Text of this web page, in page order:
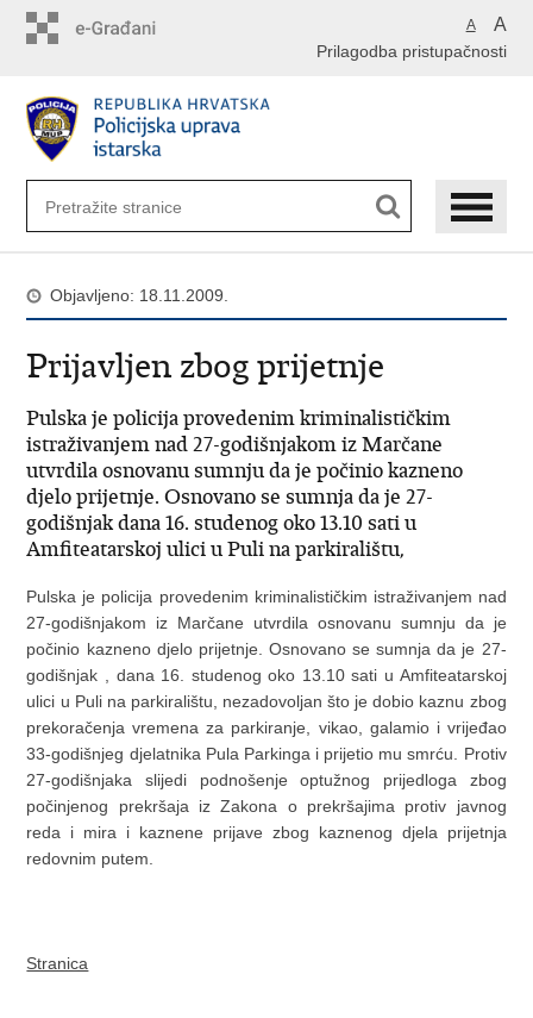
A A
Prilagodba pristupačnosti
Objavljeno: 18.11.2009.
Prijavljen zbog prijetnje
Pulska je policija provedenim kriminalističkim
istraživanjem nad 27-godišnjakom iz Marčane
utvrdila osnovanu sumnju da je počinio kazneno
djelo prijetnje. Osnovano se sumnja da je 27-
godišnjak dana 16. studenog oko 13.10 sati u
Amfiteatarskoj ulici u Puli na parkiralištu,
Pulska je policija provedenim kriminalističkim istraživanjem nad
27-godišnjakom iz Marčane utvrdila osnovanu sumnju da je
počinio kazneno djelo prijetnje. Osnovano se sumnja da je 27-
godišnjak , dana 16. studenog oko 13.10 sati u Amfiteatarskoj
ulici u Puli na parkiralištu, nezadovoljan što je dobio kaznu zbog
prekoračenja vremena za parkiranje, vikao, galamio i vrijeđao
33-godišnjeg djelatnika Pula Parkinga i prijetio mu smrću. Protiv
27-godišnjaka slijedi podnošenje optužnog prijedloga zbog
počinjenog prekršaja iz Zakona o prekršajima protiv javnog
reda i mira i kaznene prijave zbog kaznenog djela prijetnja
redovnim putem.
Stranica